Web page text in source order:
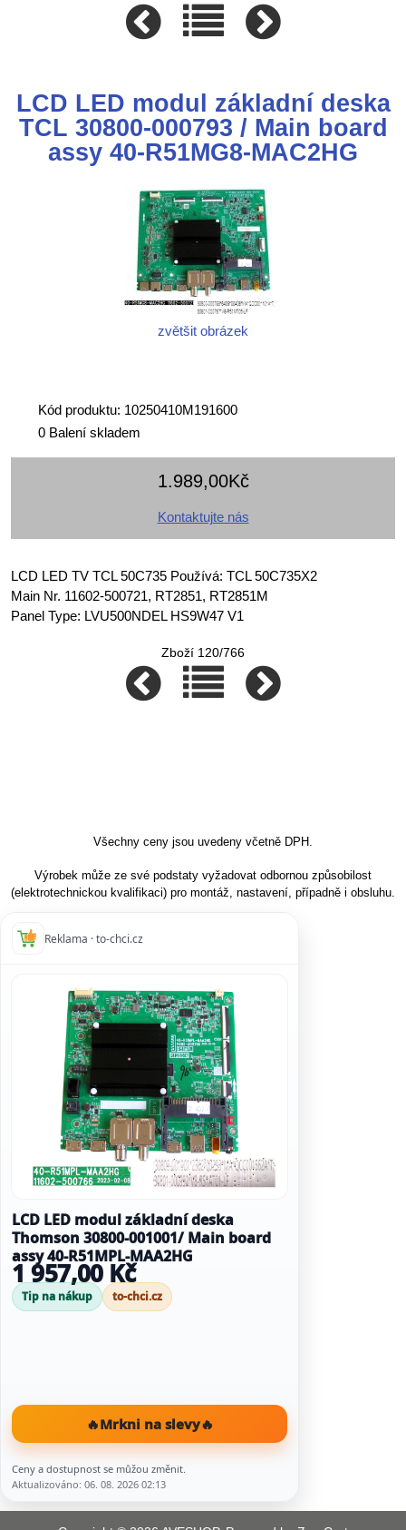
LCD LED modul základní deska
TCL 30800-000793 / Main board
assy 40-R51MG8-MAC2HG
zvětšit obrázek
Kód produktu: 10250410M191600
0 Balení skladem
1.989,00Kč
Kontaktujte nás
LCD LED TV TCL 50C735 Používá: TCL 50C735X2
Main Nr. 11602-500721, RT2851, RT2851M
Panel Type: LVU500NDEL HS9W47 V1
Zboží 120/766
Všechny ceny jsou uvedeny včetně DPH.
Výrobek může ze své podstaty vyžadovat odbornou způsobilost
(elektrotechnickou kvalifikaci) pro montáž, nastavení, případně i obsluhu.
Reklama · to-chci.cz
LCD LED modul základní deska
Thomson 30800-001001/ Main board
assy 40-R51MPL-MAA2HG
1 957,00 Kč
Tip na nákup to-chci.cz
🔥Mrkni na slevy🔥
Ceny a dostupnost se můžou změnit.
Aktualizováno: 06. 08. 2026 02:13